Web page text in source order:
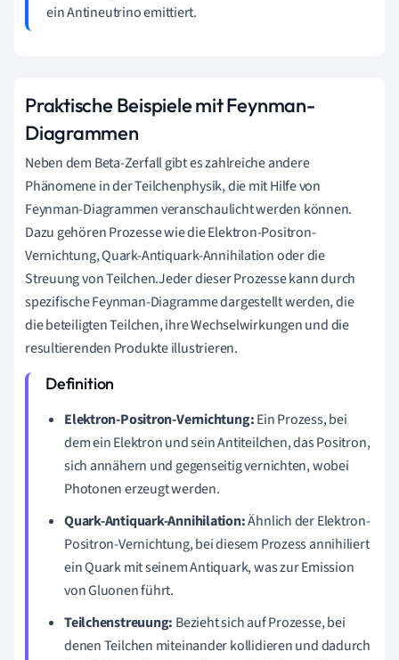
ein Antineutrino emittiert.
Praktische Beispiele mit Feynman-
Diagrammen
Neben dem Beta-Zerfall gibt es zahlreiche andere
Phänomene in der Teilchenphysik, die mit Hilfe von
Feynman-Diagrammen veranschaulicht werden können.
Dazu gehören Prozesse wie die Elektron-Positron-
Vernichtung, Quark-Antiquark-Annihilation oder die
Streuung von Teilchen.Jeder dieser Prozesse kann durch
spezifische Feynman-Diagramme dargestellt werden, die
die beteiligten Teilchen, ihre Wechselwirkungen und die
resultierenden Produkte illustrieren.
Elektron-Positron-Vernichtung:Ein Prozess, bei
dem ein Elektron und sein Antiteilchen, das Positron,
sich annähern und gegenseitig vernichten, wobei
Photonen erzeugt werden.
Quark-Antiquark-Annihilation:Ähnlich der Elektron-
Positron-Vernichtung, bei diesem Prozess annihiliert
ein Quark mit seinem Antiquark, was zur Emission
von Gluonen führt.
Teilchenstreuung: Bezieht sich auf Prozesse, bei
denen Teilchen miteinander kollidieren und dadurch